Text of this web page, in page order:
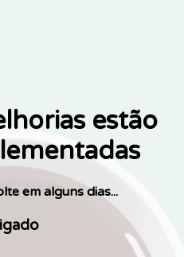
estão
em alguns dias...